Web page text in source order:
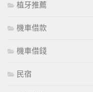
植牙推薦
機車借款
機車借錢
民宿